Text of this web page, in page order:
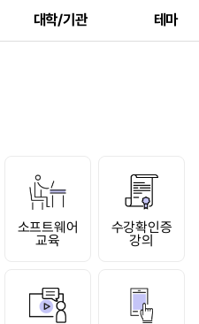
대학/기관 테마
소프트웨어
교육
수강확인증
강의